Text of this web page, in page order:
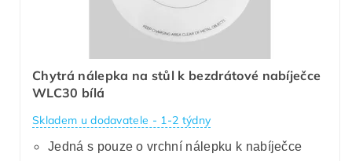
Chytrá nálepka na stůl k bezdrátové nabíječce
WLC30 bílá
Skladem u dodavatele - 1-2 týdny
Jedná s pouze o vrchní nálepku k nabíječce